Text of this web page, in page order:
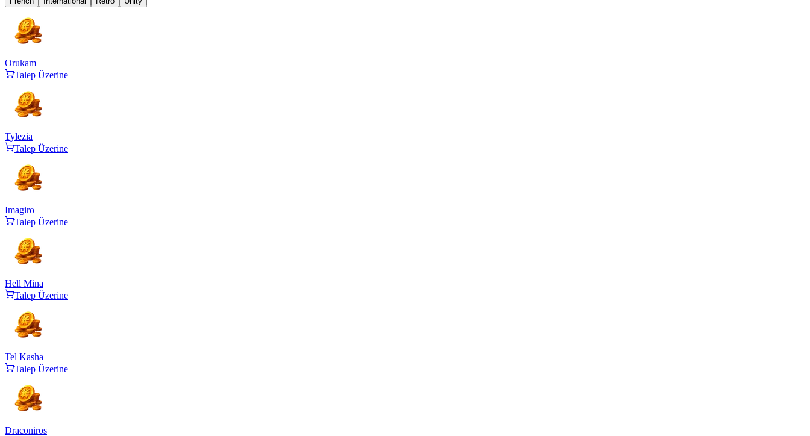
Orukam
Talep Üzerine
Tylezia
Talep Üzerine
Imagiro
Talep Üzerine
Hell Mina
Talep Üzerine
Tel Kasha
Talep Üzerine
Draconiros